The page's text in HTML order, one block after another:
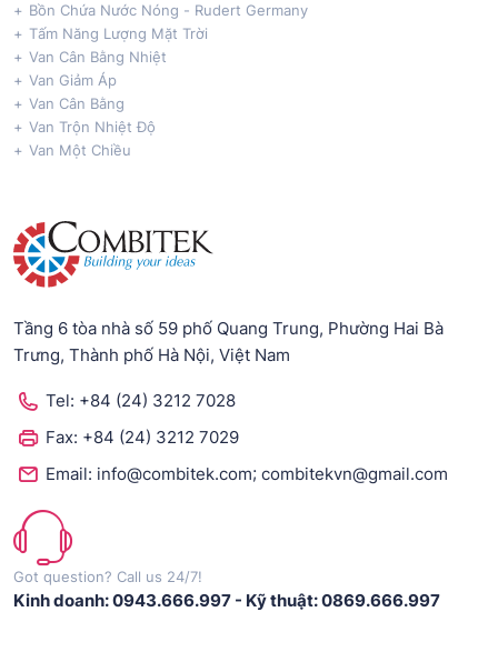
Bồn Chứa Nước Nóng - Rudert Germany
Tấm Năng Lượng Mặt Trời
Van Cân Bằng Nhiệt
Van Giảm Áp
Van Cân Bằng
Van Trộn Nhiệt Độ
Van Một Chiều
Tầng 6 tòa nhà số 59 phố Quang Trung, Phường Hai Bà
Trưng, Thành phố Hà Nội, Việt Nam
Tel: +84 (24) 3212 7028
Fax: +84 (24) 3212 7029
Email: info@combitek.com; combitekvn@gmail.com
Got question? Call us 24/7!
Kinh doanh: 0943.666.997 - Kỹ thuật: 0869.666.997